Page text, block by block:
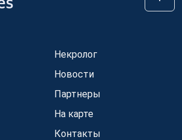
Некролог
Новости
Партнеры
На карте
Контакты